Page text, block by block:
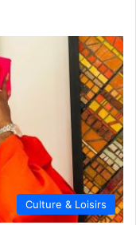
Culture & Loisirs